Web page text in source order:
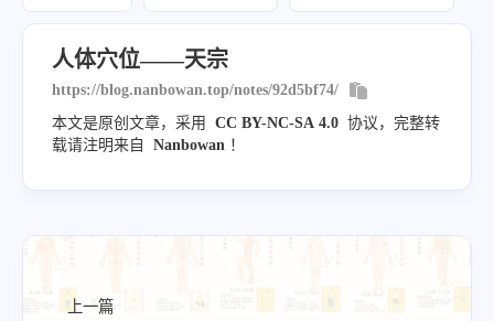
人体穴位——天宗
https://blog.nanbowan.top/notes/92d5bf74/
本文是原创文章，采用
CC BY-NC-SA 4.0 协议，完整转
载请注明来自
Nanbowan ！
上一篇